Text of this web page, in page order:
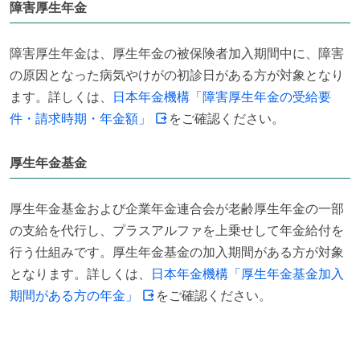
障害厚生年金
障害厚生年金は、厚生年金の被保険者加入期間中に、障害
の原因となった病気やけがの初診日がある方が対象となり
ます。詳しくは、
日本年金機構「障害厚生年金の受給要
件・請求時期・年金額」
をご確認ください。
厚生年金基金
厚生年金基金および企業年金連合会が老齢厚生年金の一部
の支給を代行し、プラスアルファを上乗せして年金給付を
行う仕組みです。厚生年金基金の加入期間がある方が対象
となります。詳しくは、
日本年金機構「厚生年金基金加入
期間がある方の年金」
をご確認ください。